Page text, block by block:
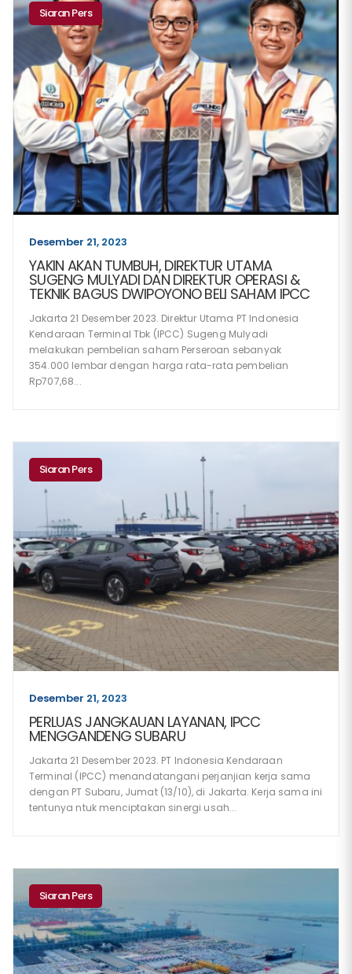
Siaran Pers
Desember 21, 2023
YAKIN AKAN TUMBUH, DIREKTUR UTAMA
SUGENG MULYADI DAN DIREKTUR OPERASI &
TEKNIK BAGUS DWIPOYONO BELI SAHAM IPCC
Jakarta 21 Desember 2023. Direktur Utama PT Indonesia
Kendaraan Terminal Tbk (IPCC) Sugeng Mulyadi
melakukan pembelian saham Perseroan sebanyak
354.000 lembar dengan harga rata-rata pembelian
Rp707,68...
Siaran Pers
Desember 21, 2023
PERLUAS JANGKAUAN LAYANAN, IPCC
MENGGANDENG SUBARU
Jakarta 21 Desember 2023. PT Indonesia Kendaraan
Terminal (IPCC) menandatangani perjanjian kerja sama
dengan PT Subaru, Jumat (13/10), di Jakarta. Kerja sama ini
tentunya ntuk menciptakan sinergi usah...
Siaran Pers